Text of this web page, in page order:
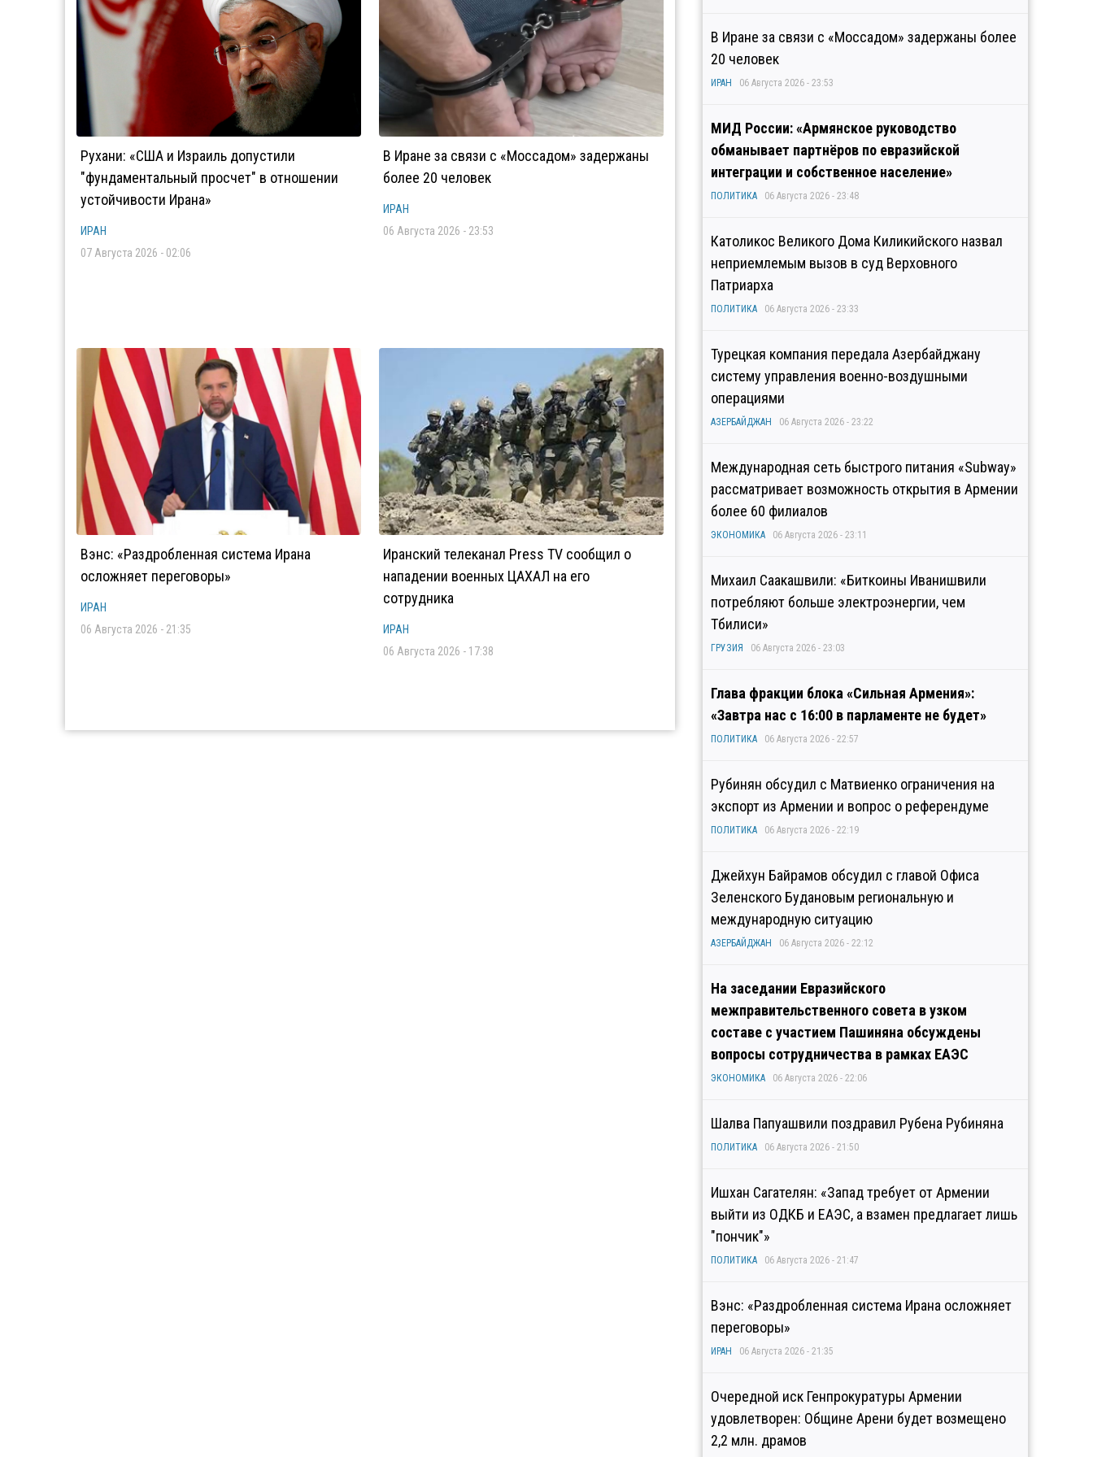
Рухани: «США и Израиль допустили
"фундаментальный просчет" в отношении
устойчивости Ирана»
ИРАН
07 Августа 2026 - 02:06
В Иране за связи с «Моссадом» задержаны
более 20 человек
ИРАН
06 Августа 2026 - 23:53
Вэнс: «Раздробленная система Ирана
осложняет переговоры»
ИРАН
06 Августа 2026 - 21:35
Иранский телеканал Press TV сообщил о
нападении военных ЦАХАЛ на его
сотрудника
ИРАН
06 Августа 2026 - 17:38
В Иране за связи с «Моссадом» задержаны более
20 человек
ИРАН 06 Августа 2026 - 23:53
МИД России: «Армянское руководство
обманывает партнёров по евразийской
интеграции и собственное население»
ПОЛИТИКА 06 Августа 2026 - 23:48
Католикос Великого Дома Киликийского назвал
неприемлемым вызов в суд Верховного
Патриарха
ПОЛИТИКА 06 Августа 2026 - 23:33
Турецкая компания передала Азербайджану
систему управления военно-воздушными
операциями
АЗЕРБАЙДЖАН 06 Августа 2026 - 23:22
Международная сеть быстрого питания «Subway»
рассматривает возможность открытия в Армении
более 60 филиалов
ЭКОНОМИКА 06 Августа 2026 - 23:11
Михаил Саакашвили: «Биткоины Иванишвили
потребляют больше электроэнергии, чем
Тбилиси»
ГРУЗИЯ 06 Августа 2026 - 23:03
Глава фракции блока «Сильная Армения»:
«Завтра нас с 16:00 в парламенте не будет»
ПОЛИТИКА 06 Августа 2026 - 22:57
Рубинян обсудил с Матвиенко ограничения на
экспорт из Армении и вопрос о референдуме
ПОЛИТИКА 06 Августа 2026 - 22:19
Джейхун Байрамов обсудил с главой Офиса
Зеленского Будановым региональную и
международную ситуацию
АЗЕРБАЙДЖАН 06 Августа 2026 - 22:12
На заседании Евразийского
межправительственного совета в узком
составе с участием Пашиняна обсуждены
вопросы сотрудничества в рамках ЕАЭС
ЭКОНОМИКА 06 Августа 2026 - 22:06
Шалва Папуашвили поздравил Рубена Рубиняна
ПОЛИТИКА 06 Августа 2026 - 21:50
Ишхан Сагателян: «Запад требует от Армении
выйти из ОДКБ и ЕАЭС, а взамен предлагает лишь
"пончик"»
ПОЛИТИКА 06 Августа 2026 - 21:47
Вэнс: «Раздробленная система Ирана осложняет
переговоры»
ИРАН 06 Августа 2026 - 21:35
Очередной иск Генпрокуратуры Армении
удовлетворен: Общине Арени будет возмещено
2,2 млн. драмов